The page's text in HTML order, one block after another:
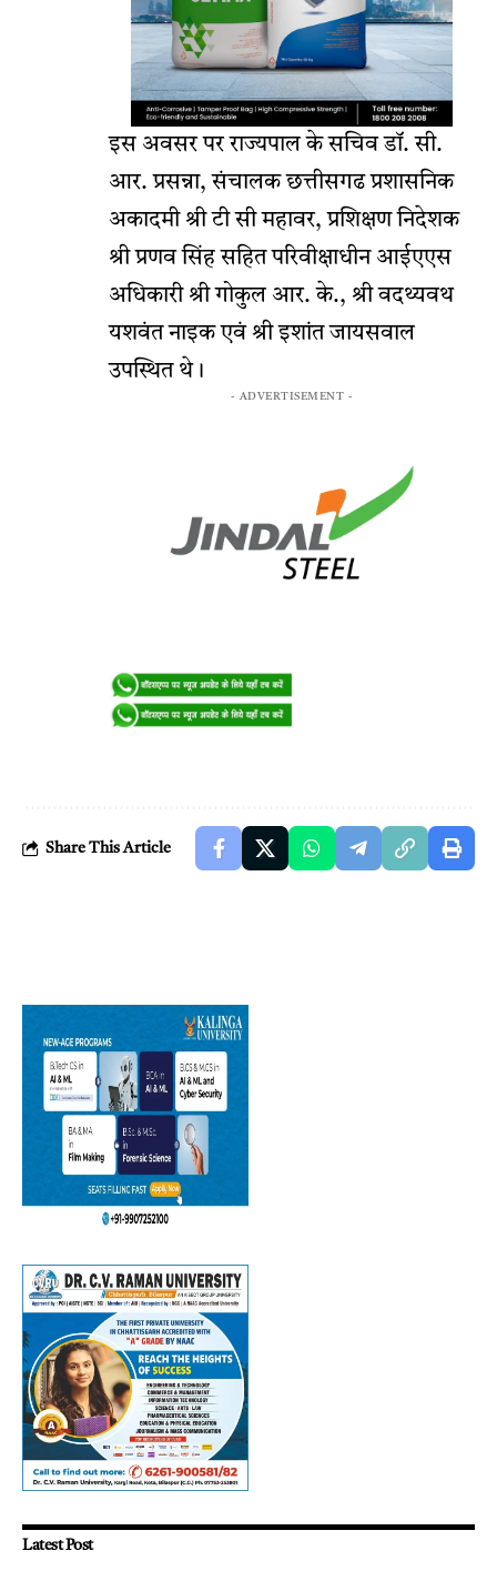
इस अवसर पर राज्यपाल के सचिव डॉ. सी.
आर. प्रसन्ना, संचालक छत्तीसगढ प्रशासनिक
अकादमी श्री टी सी महावर, प्रशिक्षण निदेशक
श्री प्रणव सिंह सहित परिवीक्षाधीन आईएएस
अधिकारी श्री गोकुल आर. के., श्री वदथ्यवथ
यशवंत नाइक एवं श्री इशांत जायसवाल
उपस्थित थे।
- ADVERTISEMENT -
Share This Article
Latest Post